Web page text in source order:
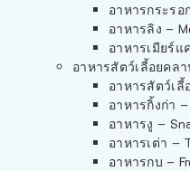
อาหารกระรอ
อาหารลิง –
อาหารเมียร์แ
อาหารสัตว์เลี้อยคล
อาหารสัตว์เ
อาหารกิ้งก่า
อาหารงู –
อาหารเต่า –
อาหารกบ –